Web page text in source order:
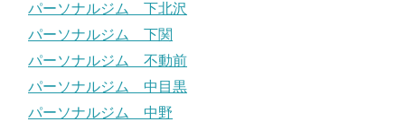
パーソナルジム 下北沢
パーソナルジム 下関
パーソナルジム 不動前
パーソナルジム 中目黒
パーソナルジム 中野